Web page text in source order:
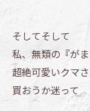
そしてそして
私、無類の『が
超絶可愛いクマ
買おうか迷って